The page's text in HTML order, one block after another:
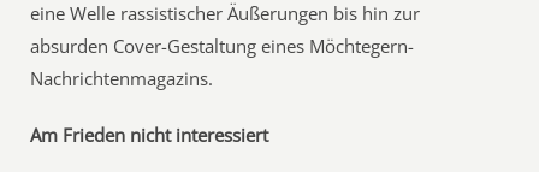
eine Welle rassistischer Äußerungen bis hin zur
absurden Cover-Gestaltung eines Möchtegern-
Nachrichtenmagazins.
Am Frieden nicht interessiert